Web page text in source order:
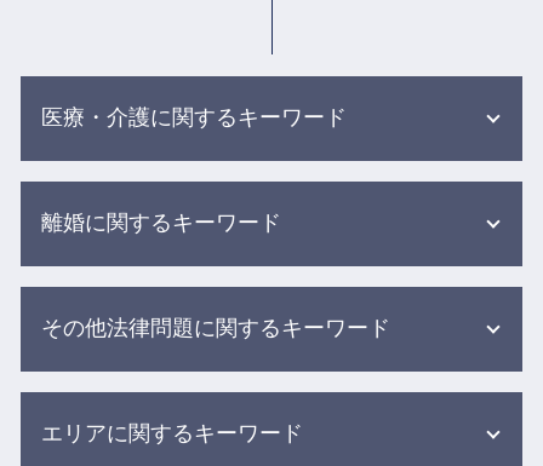
医療・介護に関するキーワード
食事 介助事故
医療過誤 不可抗力
介護 現場の事故
院内 感染 医療事故
入浴 介助 事故
医療事故 刑事事件
離婚に関するキーワード
離婚 条件 別居
協議離婚 離婚届
離婚 別居期間
財産分与 退職金
その他法律問題に関するキーワード
労働問題 残業
エリアに関するキーワード